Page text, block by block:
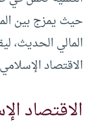
حيث يمزج بين
المالي الحديث،
الاقتصاد
الاقتصاد